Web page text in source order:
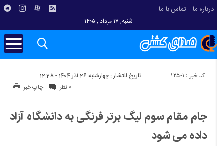
درباره ما تماس با ما
شنبه, ۱۷ مرداد , ۱۴۰۵
تاریخ انتشار : چهارشنبه 26 آذر 1404 - 12:28 کد خبر : 12501
چاپ خبر ۰ نظر
جام مقام سوم لیگ برتر فرنگی به دانشگاه آزاد
داده می شود